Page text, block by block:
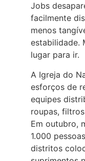
Jobs
facilmente
menos
estabilidade.
lugar para ir.
A Igreja do
esforços de
equipes
roupas,
Em outubro,
1.000
distritos